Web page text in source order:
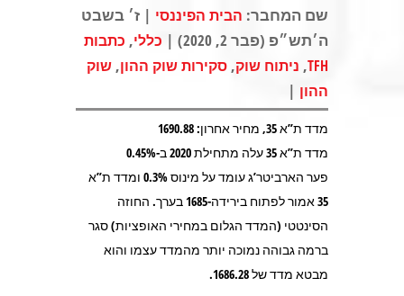
שם המחבר: הבית הפיננסי | ז׳ בשבט
ה׳תש״פ (פבר 2, 2020) |
כללי, כתבות
TFH
, ניתוח שוק, סקירות שוק ההון, שוק
ההון |
מדד ת”א 35, מחיר אחרון: 1690.88
מדד ת”א 35 עלה מתחילת 2020 ב-0.45%
פער הארביטר’ג עומד על מינוס 0.3% ומדד ת”א
35 אמור לפתוח בירידה-1685 בערך. החוזה
הסינטטי (המדד הגלום במחירי האופציות) סגר
ברמה גבוהה נמוכה יותר מהמדד עצמו והוא
מבטא מדד של 1686.28.